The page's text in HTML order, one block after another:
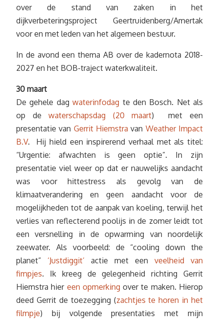
over de stand van zaken in het
dijkverbeteringsproject Geertruidenberg/Amertak
voor en met leden van het algemeen bestuur.
In de avond een thema AB over de kadernota 2018-
2027 en het BOB-traject waterkwaliteit.
30 maart
De gehele dagwaterinfodag te den Bosch. Net als
op dewaterschapsdag (20 maart) met een
presentatie van Gerrit Hiemstra van Weather Impact
B.V. Hij hield een inspirerend verhaal met als titel:
“Urgentie: afwachten is geen optie”. In zijn
presentatie viel weer op dat er nauwelijks aandacht
was voor hittestress als gevolg van de
klimaatverandering en geen aandacht voor de
mogelijkheden tot de aanpak van koeling, terwijl het
verlies van reflecterend poolijs in de zomer leidt tot
een versnelling in de opwarming van noordelijk
zeewater. Als voorbeeld: de “cooling down the
planet” ‘Justdiggit’ actie met een veelheid van
fimpjes. Ik kreeg de gelegenheid richting Gerrit
Hiemstra hier een opmerking over te maken. Hierop
deed Gerrit de toezegging (zachtjes te horen in het
filmpje) bij volgende presentaties met mijn